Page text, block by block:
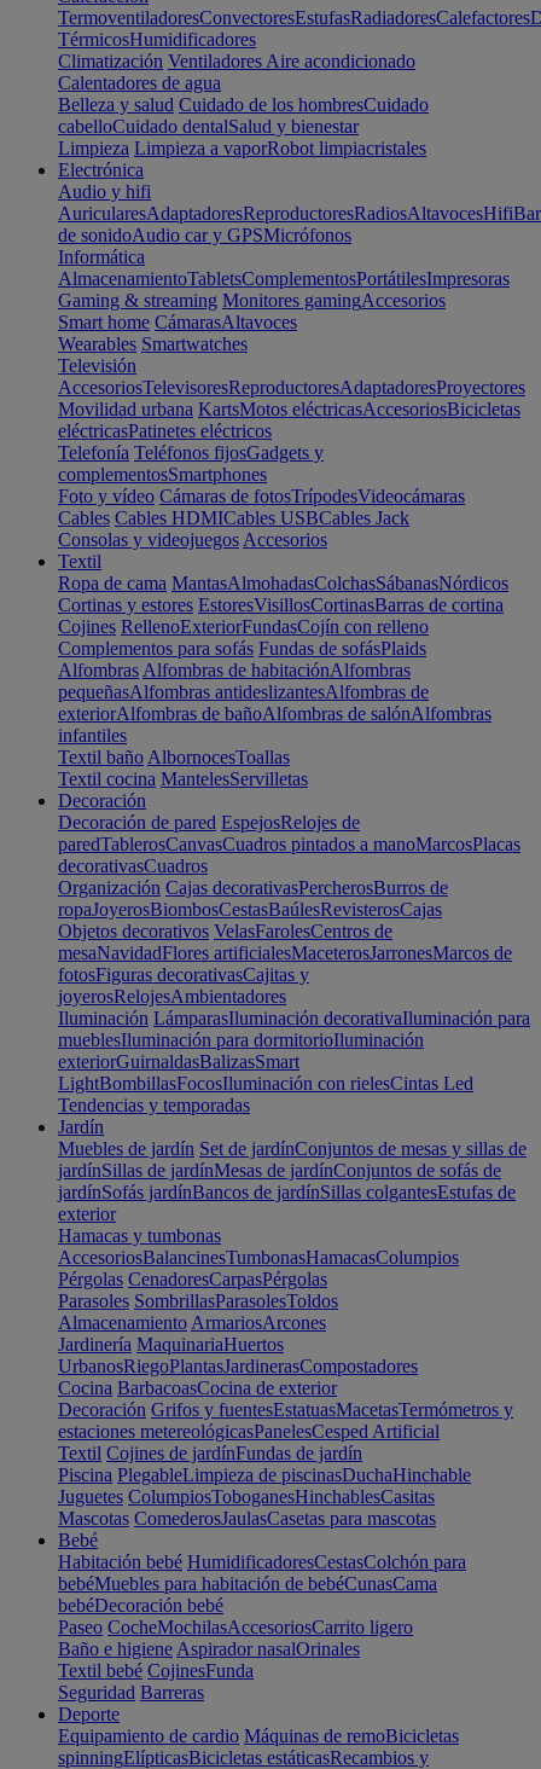
TermoventiladoresConvectoresEstufasRadiadoresCalefactores
TérmicosHumidificadores
Climatización Ventiladores Aire acondicionado
Calentadores de agua
Belleza y salud Cuidado de los hombresCuidado
cabelloCuidado dentalSalud y bienestar
Limpieza Limpieza a vaporRobot limpiacristales
Electrónica
Audio y hifi
AuricularesAdaptadoresReproductoresRadiosAltavocesHifi
de sonidoAudio car y GPSMicrófonos
Informática
AlmacenamientoTabletsComplementosPortátilesImpresoras
Gaming & streaming Monitores gamingAccesorios
Smart home CámarasAltavoces
Wearables Smartwatches
Televisión
AccesoriosTelevisoresReproductoresAdaptadoresProyectores
Movilidad urbana KartsMotos eléctricasAccesoriosBicicletas
eléctricasPatinetes eléctricos
Telefonía Teléfonos fijosGadgets y
complementosSmartphones
Foto y vídeo Cámaras de fotosTrípodesVideocámaras
Cables Cables HDMICables USBCables Jack
Consolas y videojuegos Accesorios
Textil
Ropa de cama MantasAlmohadasColchasSábanasNórdicos
Cortinas y estores EstoresVisillosCortinasBarras de cortina
Cojines RellenoExteriorFundasCojín con relleno
Complementos para sofás Fundas de sofásPlaids
Alfombras Alfombras de habitaciónAlfombras
pequeñasAlfombras antideslizantesAlfombras de
exteriorAlfombras de bañoAlfombras de salónAlfombras
infantiles
Textil baño AlbornocesToallas
Textil cocina MantelesServilletas
Decoración
Decoración de pared EspejosRelojes de
paredTablerosCanvasCuadros pintados a manoMarcosPlacas
decorativasCuadros
Organización Cajas decorativasPercherosBurros de
ropaJoyerosBiombosCestasBaúlesRevisterosCajas
Objetos decorativos VelasFarolesCentros de
mesaNavidadFlores artificialesMaceterosJarronesMarcos de
fotosFiguras decorativasCajitas y
joyerosRelojesAmbientadores
Iluminación LámparasIluminación decorativaIluminación para
mueblesIluminación para dormitorioIluminación
exteriorGuirnaldasBalizasSmart
LightBombillasFocosIluminación con rielesCintas Led
Tendencias y temporadas
Jardín
Muebles de jardín Set de jardínConjuntos de mesas y sillas de
jardínSillas de jardínMesas de jardínConjuntos de sofás de
jardínSofás jardínBancos de jardínSillas colgantesEstufas de
exterior
Hamacas y tumbonas
AccesoriosBalancinesTumbonasHamacasColumpios
Pérgolas CenadoresCarpasPérgolas
Parasoles SombrillasParasolesToldos
Almacenamiento ArmariosArcones
Jardinería MaquinariaHuertos
UrbanosRiegoPlantasJardinerasCompostadores
Cocina BarbacoasCocina de exterior
Decoración Grifos y fuentesEstatuasMacetasTermómetros y
estaciones metereológicasPanelesCesped Artificial
Textil Cojines de jardínFundas de jardín
Piscina PlegableLimpieza de piscinasDuchaHinchable
Juguetes ColumpiosToboganesHinchablesCasitas
Mascotas ComederosJaulasCasetas para mascotas
Bebé
Habitación bebé HumidificadoresCestasColchón para
bebéMuebles para habitación de bebéCunasCama
bebéDecoración bebé
Paseo CocheMochilasAccesoriosCarrito ligero
Baño e higiene Aspirador nasalOrinales
Textil bebé CojinesFunda
Seguridad Barreras
Deporte
Equipamiento de cardio Máquinas de remoBicicletas
spinningElípticasBicicletas estáticasRecambios y